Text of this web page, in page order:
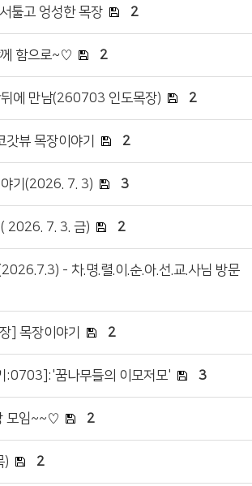
툴고 엉성한 목장 2
함으로~♡ 2
에 만남(260703 인도목장) 2
뷰 목장이야기 2
기(2026. 7. 3) 3
2026. 7. 3. 금) 2
- 차.명.렬.이.순.아.선.교.사님 방문
] 목장이야기 2
:0703]:'꿈나무들의 이모저모' 3
모임~~♡ 2
) 2